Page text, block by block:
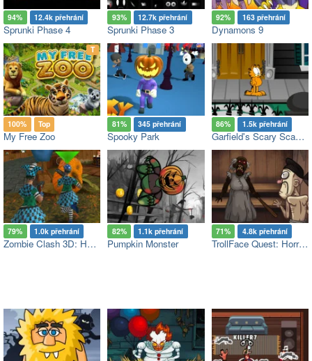
94% 12.4k přehrání
Sprunki Phase 4
93% 12.7k přehrání
Sprunki Phase 3
92% 163 přehrání
Dynamons 9
Top
100% Top
My Free Zoo
81% 345 přehrání
Spooky Park
86% 1.5k přehrání
Garfield's Scary Scavenger Hunt
79% 1.0k přehrání
Zombie Clash 3D: Halloween
82% 1.1k přehrání
Pumpkin Monster
71% 4.8k přehrání
TrollFace Quest: Horror 3